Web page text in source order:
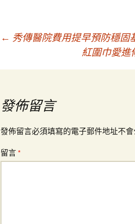
← 秀傳醫院費用提早預防穩固
紅圍巾愛進
發佈留言
發佈留言必須填寫的電子郵件地址不會
留言 *